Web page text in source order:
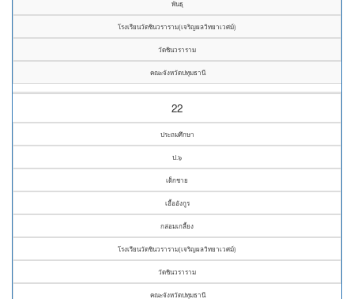
พันธุ
โรงเรียนวัดชินวราราม(เจริญผลวิทยาเวศม์)
วัดชินวราราม
คณะจังหวัดปทุมธานี
22
ประถมศึกษา
ป.๖
เด็กชาย
เอื้ออังกูร
กล่อมเกลี้ยง
โรงเรียนวัดชินวราราม(เจริญผลวิทยาเวศม์)
วัดชินวราราม
คณะจังหวัดปทุมธานี